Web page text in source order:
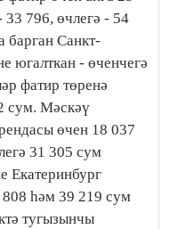
33 796, өчлегә - 54
барган Санкт-
югалткан - өченчегә
фатир төренә
сум. Мәскәү
өчен 18 037
31 305 сум
Екатеринбург
һәм 39 219 сум
тугызынчы